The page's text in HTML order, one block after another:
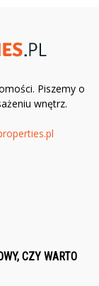
Piszemy o
wnętrz.
CZY WARTO